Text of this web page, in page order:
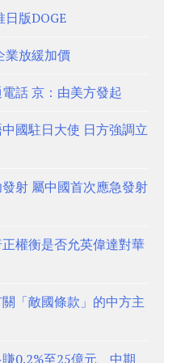
版DOGE
業放緩加價
話 京：由美方發起
國駐日大使 日方強調立
射 屬中國首次應急發射
權衡是否允英偉達對華
「敵國條款」的中方主
0.2%至25億元、中期